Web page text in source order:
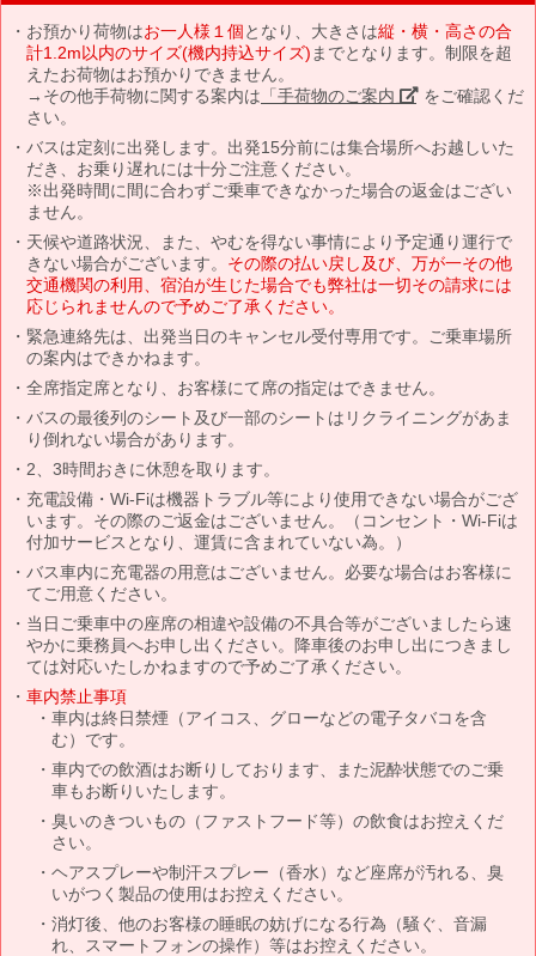
お預かり荷物はお一人様１個となり、大きさは縦・横・高さの合
計1.2m以内のサイズ(機内持込サイズ) までとなります。制限を超
えたお荷物はお預かりできません。
→その他手荷物に関する案内は 「手荷物のご案内」 をご確認くだ
さい。
バスは定刻に出発します。出発15分前には集合場所へお越しいた
だき、お乗り遅れには十分ご注意ください。
※出発時間に間に合わずご乗車できなかった場合の返金はござい
ません。
天候や道路状況、また、やむを得ない事情により予定通り運行で
きない場合がございます。 その際の払い戻し及び、万が一その他
交通機関の利用、宿泊が生じた場合でも弊社は一切その請求には
応じられませんので予めご了承ください。
緊急連絡先は、出発当日のキャンセル受付専用です。ご乗車場所
の案内はできかねます。
全席指定席となり、お客様にて席の指定はできません。
バスの最後列のシート及び一部のシートはリクライニングがあま
り倒れない場合があります。
2、3時間おきに休憩を取ります。
充電設備・Wi-Fiは機器トラブル等により使用できない場合がござ
います。その際のご返金はございません。（コンセント・Wi-Fiは
付加サービスとなり、運賃に含まれていない為。）
バス車内に充電器の用意はございません。必要な場合はお客様に
てご用意ください。
当日ご乗車中の座席の相違や設備の不具合等がございましたら速
やかに乗務員へお申し出ください。降車後のお申し出につきまし
ては対応いたしかねますので予めご了承ください。
車内禁止事項
車内は終日禁煙（アイコス、グローなどの電子タバコを含
む）です。
車内での飲酒はお断りしております、また泥酔状態でのご乗
車もお断りいたします。
臭いのきついもの（ファストフード等）の飲食はお控えくだ
さい。
ヘアスプレーや制汗スプレー（香水）など座席が汚れる、臭
いがつく製品の使用はお控えください。
消灯後、他のお客様の睡眠の妨げになる行為（騒ぐ、音漏
れ、スマートフォンの操作）等はお控えください。